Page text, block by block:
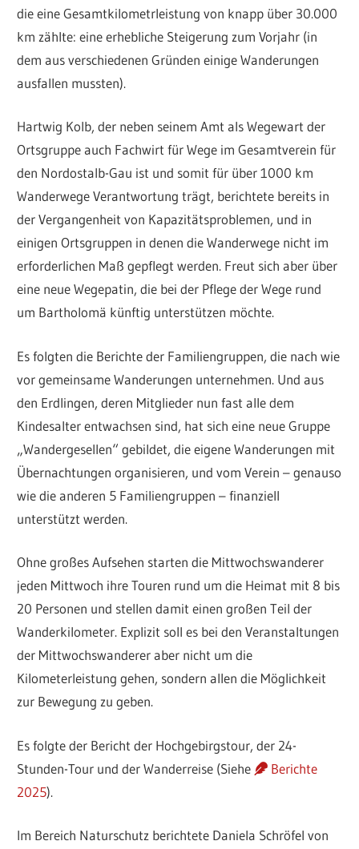
die eine Gesamtkilometrleistung von knapp über 30.000
km zählte: eine erhebliche Steigerung zum Vorjahr (in
dem aus verschiedenen Gründen einige Wanderungen
ausfallen mussten).
Hartwig Kolb, der neben seinem Amt als Wegewart der
Ortsgruppe auch Fachwirt für Wege im Gesamtverein für
den Nordostalb-Gau ist und somit für über 1000 km
Wanderwege Verantwortung trägt, berichtete bereits in
der Vergangenheit von Kapazitätsproblemen, und in
einigen Ortsgruppen in denen die Wanderwege nicht im
erforderlichen Maß gepflegt werden. Freut sich aber über
eine neue Wegepatin, die bei der Pflege der Wege rund
um Bartholomä künftig unterstützen möchte.
Es folgten die Berichte der Familiengruppen, die nach wie
vor gemeinsame Wanderungen unternehmen. Und aus
den Erdlingen, deren Mitglieder nun fast alle dem
Kindesalter entwachsen sind, hat sich eine neue Gruppe
„Wandergesellen“ gebildet, die eigene Wanderungen mit
Übernachtungen organisieren, und vom Verein – genauso
wie die anderen 5 Familiengruppen – finanziell
unterstützt werden.
Ohne großes Aufsehen starten die Mittwochswanderer
jeden Mittwoch ihre Touren rund um die Heimat mit 8 bis
20 Personen und stellen damit einen großen Teil der
Wanderkilometer. Explizit soll es bei den Veranstaltungen
der Mittwochswanderer aber nicht um die
Kilometerleistung gehen, sondern allen die Möglichkeit
zur Bewegung zu geben.
Es folgte der Bericht der Hochgebirgstour, der 24-
Stunden-Tour und der Wanderreise (Siehe
Berichte
2025).
Im Bereich Naturschutz berichtete Daniela Schröfel von